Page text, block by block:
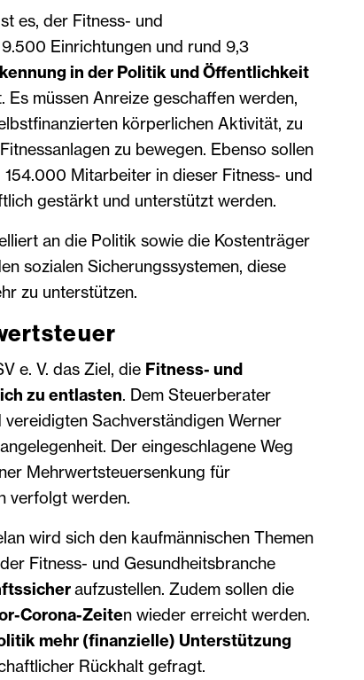
es, der Fitness- und
Einrichtungen und rund 9,3
in der Politik und Öffentlichkeit
müssen Anreize geschaffen werden,
körperlichen Aktivität, zu
zu bewegen. Ebenso sollen
Mitarbeiter in dieser Fitness- und
gestärkt und unterstützt werden.
an die Politik sowie die Kostenträger
sozialen Sicherungssystemen, diese
zu unterstützen.
e. V. das Ziel, die Fitness- und
zu entlasten. Dem Steuerberater
Sachverständigen Werner
Der eingeschlagene Weg
Mehrwertsteuersenkung für
verfolgt werden.
wird sich den kaufmännischen Themen
Fitness- und Gesundheitsbranche
aufzustellen. Zudem sollen die
Corona-Zeiten wieder erreicht werden.
mehr (finanzielle) Unterstützung
Rückhalt gefragt.